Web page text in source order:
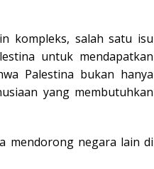
kompleks, salah satu isu
untuk mendapatkan
Palestina bukan hanya
yang membutuhkan
mendorong negara lain di